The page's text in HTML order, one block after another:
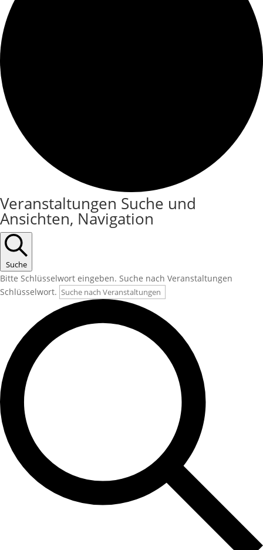
Veranstaltungen
Veranstaltungen Suche und
Ansichten, Navigation
Suche
Bitte Schlüsselwort eingeben. Suche nach Veranstaltungen
Schlüsselwort.